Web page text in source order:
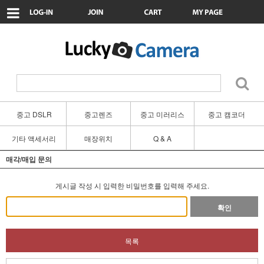
중고 DSLR 중고렌즈 중고 미러리스 중고 캠코더
기타 액세서리 매장위치 Q & A
매각/매입 문의
게시글 작성 시 입력한 비밀번호를 입력해 주세요.
확인
목록